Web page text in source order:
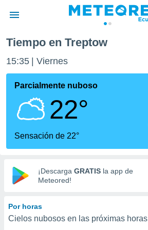
de
ha
que se
calidad.
a este
las
y
digital
basada
Tiempo en Treptow
15:35 Viernes
Parcialmente nuboso
22°
Sensación de 22°
¡Descarga GRATIS la app de
Meteored!
Por horas
Cielos nubosos en las próximas horas